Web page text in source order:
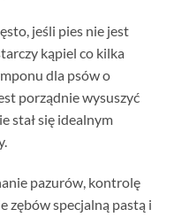
jeśli pies nie jest
kąpiel co kilka
dla psów o
porządnie wysuszyć
stał się idealnym
pazurów, kontrolę
zębów specjalną pastą i